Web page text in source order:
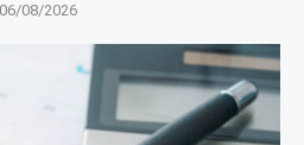
06/08/2026